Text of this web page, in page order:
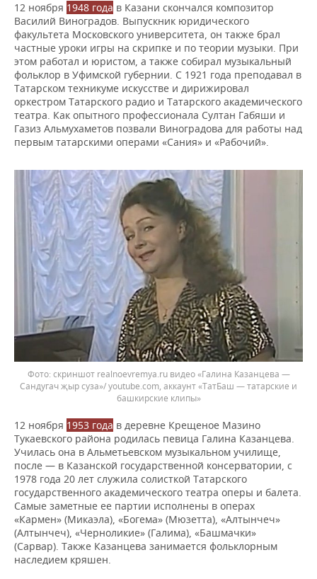
12 ноября 1948 года в Казани скончался композитор
Василий Виноградов. Выпускник юридического
факультета Московского университета, он также брал
частные уроки игры на скрипке и по теории музыки. При
этом работал и юристом, а также собирал музыкальный
фольклор в Уфимской губернии. С 1921 года преподавал в
Татарском техникуме искусстве и дирижировал
оркестром Татарского радио и Татарского академического
театра. Как опытного профессионала Султан Габяши и
Газиз Альмухаметов позвали Виноградова для работы над
первым татарскими операми «Сания» и «Рабочий».
скриншот realnoevremya.ru видео «Галина Казанцева —
Сандугач җыр суза»/ youtube.com, аккаунт «ТатБаш — татарские и
башкирские клипы»
12 ноября 1953 года в деревне Крещеное Мазино
Тукаевского района родилась певица Галина Казанцева.
Училась она в Альметьевском музыкальном училище,
после — в Казанской государственной консерватории, с
1978 года 20 лет служила солисткой Татарского
государственного академического театра оперы и балета.
Самые заметные ее партии исполнены в операх
«Кармен» (Микаэла), «Богема» (Мюзетта), «Алтынчеч»
(Алтынчеч), «Черноликие» (Галима), «Башмачки»
(Сарвар). Также Казанцева занимается фольклорным
наследием кряшен.